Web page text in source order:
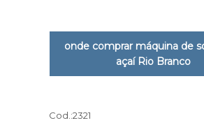
onde comprar máquina de
açaí Rio Branco
Cod.:2321